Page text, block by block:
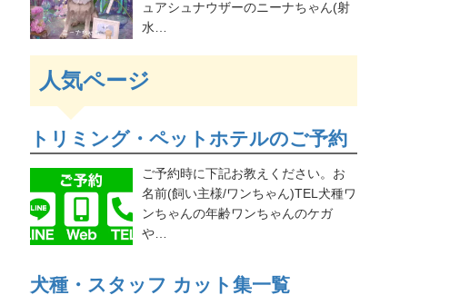
ュアシュナウザーのニーナちゃん(射
水…
人気ページ
トリミング・ペットホテルのご予約
ご予約時に下記お教えください。お
名前(飼い主様/ワンちゃん)TEL犬種ワ
ンちゃんの年齢ワンちゃんのケガ
や…
犬種・スタッフ カット集一覧